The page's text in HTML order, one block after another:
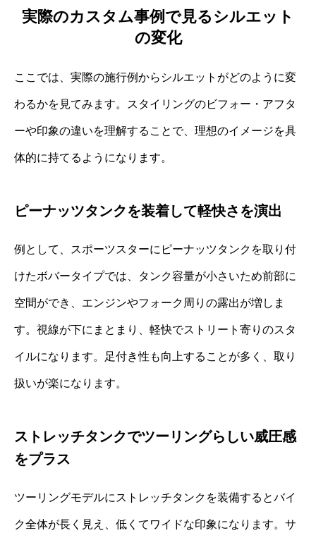
実際のカスタム事例で見るシルエット
の変化
ここでは、実際の施行例からシルエットがどのように変
わるかを見てみます。スタイリングのビフォー・アフタ
ーや印象の違いを理解することで、理想のイメージを具
体的に持てるようになります。
ピーナッツタンクを装着して軽快さを演出
例として、スポーツスターにピーナッツタンクを取り付
けたボバータイプでは、タンク容量が小さいため前部に
空間ができ、エンジンやフォーク周りの露出が増しま
す。視線が下にまとまり、軽快でストリート寄りのスタ
イルになります。足付き性も向上することが多く、取り
扱いが楽になります。
ストレッチタンクでツーリングらしい威圧感
をプラス
ツーリングモデルにストレッチタンクを装備するとバイ
ク全体が長く見え、低くてワイドな印象になります。サ